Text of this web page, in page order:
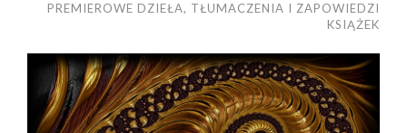
PREMIEROWE DZIEŁA, TŁUMACZENIA I ZAPOWIEDZI
KSIĄŻEK